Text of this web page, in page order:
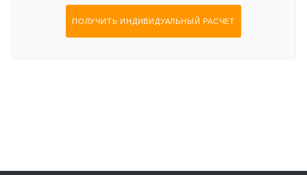
ПОЛУЧИТЬ ИНДИВИДУАЛЬНЫЙ РАСЧЕТ